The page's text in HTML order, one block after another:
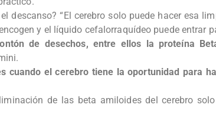
descanso? “El cerebro solo puede hacer esa
y el líquido cefalorraquídeo puede entrar
de desechos, entre ellos la proteína
cuando el cerebro tiene la oportunidad para
de las beta amiloides del cerebro